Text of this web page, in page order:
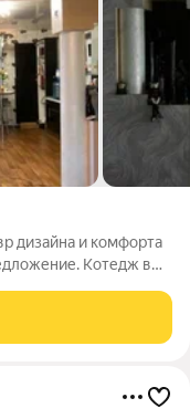
дизайна и комфорта
Котедж в
сад на 15 сотках!! -